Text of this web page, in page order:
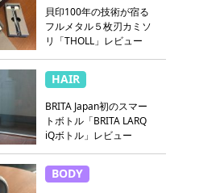
貝印100年の技術が宿る
フルメタル５枚刃カミソ
リ「THOLL」レビュー
HAIR
BRITA Japan初のスマー
トボトル「BRITA LARQ
iQボトル」レビュー
BODY